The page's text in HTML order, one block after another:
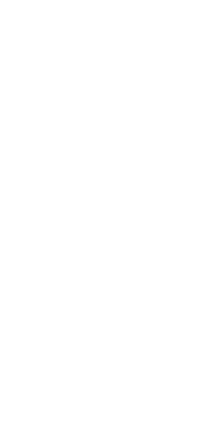
Untere
Öffnungszeiten: